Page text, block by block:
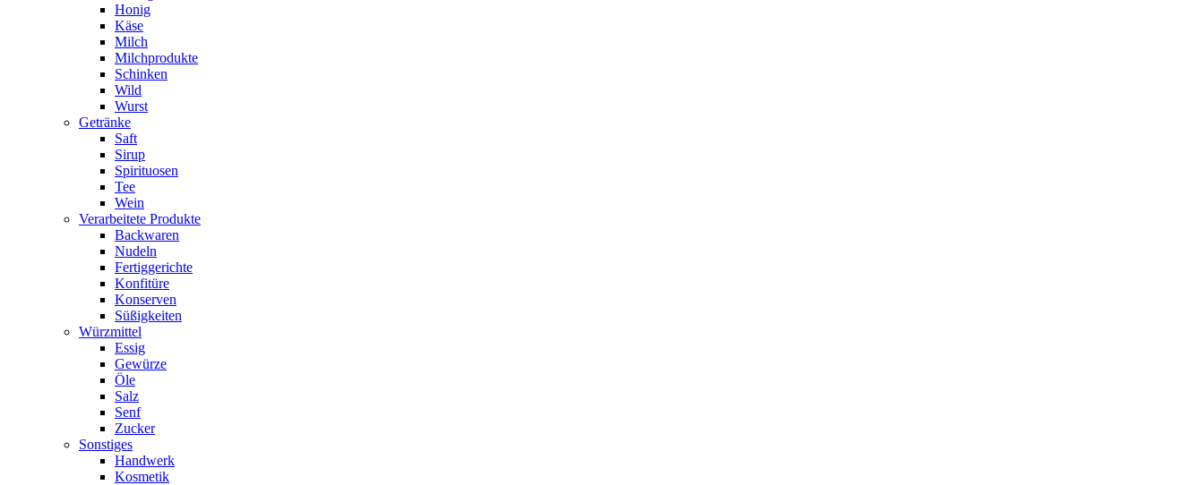
Honig
Käse
Milch
Milchprodukte
Schinken
Wild
Wurst
Getränke
Saft
Sirup
Spirituosen
Tee
Wein
Verarbeitete Produkte
Backwaren
Nudeln
Fertiggerichte
Konfitüre
Konserven
Süßigkeiten
Würzmittel
Essig
Gewürze
Öle
Salz
Senf
Zucker
Sonstiges
Handwerk
Kosmetik